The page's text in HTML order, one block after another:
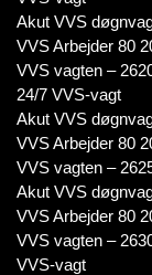
Akut VVS
VVS Arbejder 80
VVS vagten –
24/7 VVS-vagt
Akut VVS
VVS Arbejder 80
VVS vagten –
Akut VVS
VVS Arbejder 80
VVS vagten –
VVS-vagt